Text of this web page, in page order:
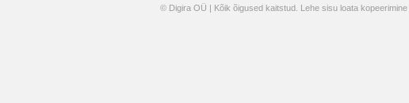
© Digira OÜ | Kõik õigused kaitstud. Lehe sisu loata kopeerimine